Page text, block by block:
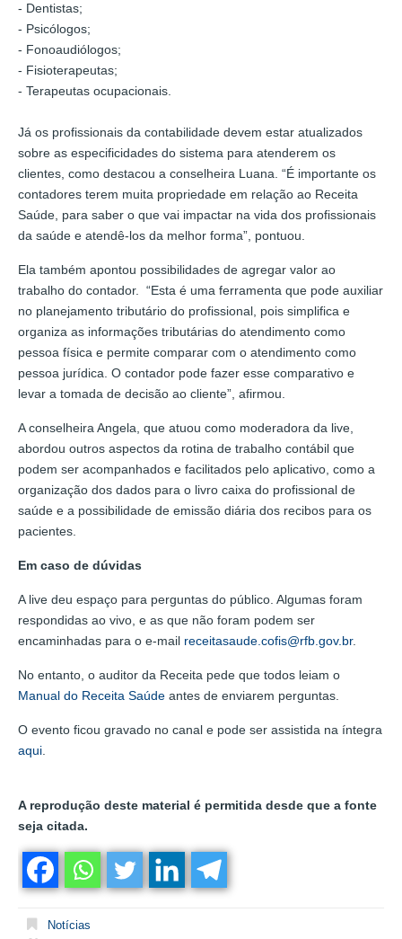
- Dentistas;
- Psicólogos;
- Fonoaudiólogos;
- Fisioterapeutas;
- Terapeutas ocupacionais.
Já os profissionais da contabilidade devem estar atualizados
sobre as especificidades do sistema para atenderem os
clientes, como destacou a conselheira Luana. “É importante os
contadores terem muita propriedade em relação ao Receita
Saúde, para saber o que vai impactar na vida dos profissionais
da saúde e atendê-los da melhor forma”, pontuou.
Ela também apontou possibilidades de agregar valor ao
trabalho do contador. “Esta é uma ferramenta que pode auxiliar
no planejamento tributário do profissional, pois simplifica e
organiza as informações tributárias do atendimento como
pessoa física e permite comparar com o atendimento como
pessoa jurídica. O contador pode fazer esse comparativo e
levar a tomada de decisão ao cliente”, afirmou.
A conselheira Angela, que atuou como moderadora da live,
abordou outros aspectos da rotina de trabalho contábil que
podem ser acompanhados e facilitados pelo aplicativo, como a
organização dos dados para o livro caixa do profissional de
saúde e a possibilidade de emissão diária dos recibos para os
pacientes.
Em caso de dúvidas
A live deu espaço para perguntas do público. Algumas foram
respondidas ao vivo, e as que não foram podem ser
encaminhadas para o e-mail receitasaude.cofis@rfb.gov.br.
No entanto, o auditor da Receita pede que todos leiam o
Manual do Receita Saúde antes de enviarem perguntas.
O evento ficou gravado no canal e pode ser assistida na íntegra
aqui.
A reprodução deste material é permitida desde que a fonte
seja citada.
Notícias